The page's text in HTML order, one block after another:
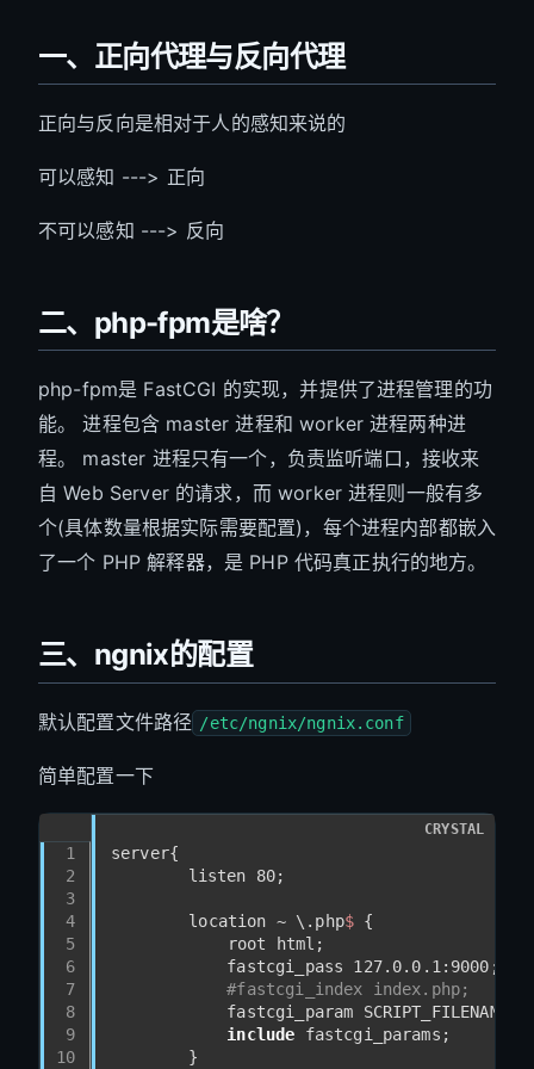
一、正向代理与反向代理
正向与反向是相对于人的感知来说的
可以感知 ---> 正向
不可以感知 ---> 反向
二、php-fpm是啥？
php-fpm是 FastCGI 的实现，并提供了进程管理的功
能。 进程包含 master 进程和 worker 进程两种进
程。 master 进程只有一个，负责监听端口，接收来
自 Web Server 的请求，而 worker 进程则一般有多
个(具体数量根据实际需要配置)，每个进程内部都嵌入
了一个 PHP 解释器，是 PHP 代码真正执行的地方。
三、ngnix的配置
默认配置文件路径 /etc/ngnix/ngnix.conf
简单配置一下
1
2
3
4
5
6
7
8
9
10
server{
	    listen
80;
        location ~ \.php
$ {
            root html;
	        fastcgi_pass
127.0. 0.1 : 9000 ;
#fastcgi_index index.php;
	        fastcgi_param SCRIPT_FILENAME
include fastcgi_params;
        }
CRYSTAL